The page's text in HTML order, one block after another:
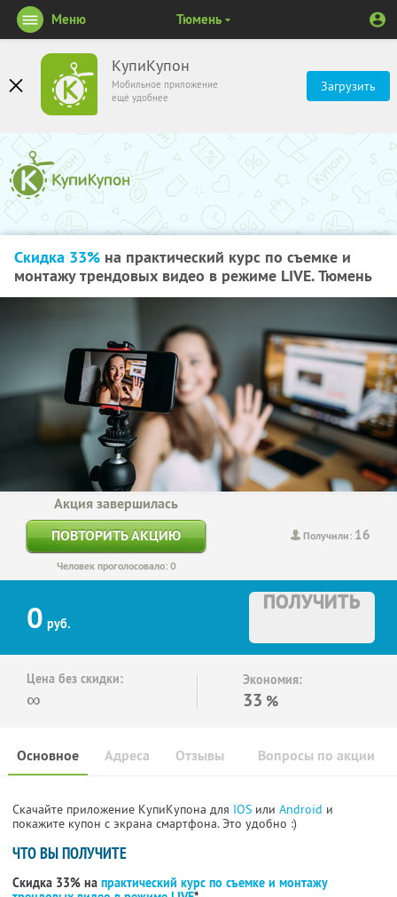
КупиКупон
Мобильное приложение
ещё удобнее
Загрузить
Меню Тюмень
Скидка 33% на практический курс по съемке и
монтажу трендовых видео в режиме LIVE. Тюмень
Получили: 16
Акция завершилась
ПОВТОРИТЬ АКЦИЮ
Человек проголосовало: 0
0 руб.
ПОЛУЧИТЬ
Цена без скидки:
∞
Экономия:
33 %
Основное Отзывы Вопросы по акции
Адреса
Скачайте приложение КупиКупона для IOS или Android и
покажите купон с экрана смартфона. Это удобно :)
ЧТО ВЫ ПОЛУЧИТЕ
Скидка 33% на практический курс по съемке и монтажу